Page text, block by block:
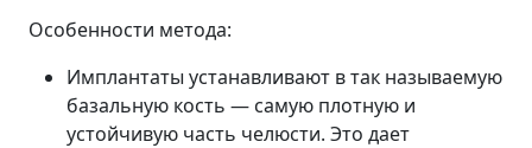
Особенности метода:
Имплантаты устанавливают в так называемую
базальную кость — самую плотную и
устойчивую часть челюсти. Это дает